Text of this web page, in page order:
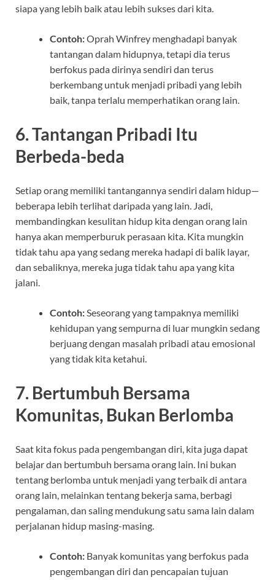
siapa yang lebih baik atau lebih sukses dari kita.
Contoh:Oprah Winfrey menghadapi banyak
tantangan dalam hidupnya, tetapi dia terus
berfokus pada dirinya sendiri dan terus
berkembang untuk menjadi pribadi yang lebih
baik, tanpa terlalu memperhatikan orang lain.
6.Tantangan Pribadi Itu
Berbeda-beda
Setiap orang memiliki tantangannya sendiri dalam hidup—
beberapa lebih terlihat daripada yang lain. Jadi,
membandingkan kesulitan hidup kita dengan orang lain
hanya akan memperburuk perasaan kita. Kita mungkin
tidak tahu apa yang sedang mereka hadapi di balik layar,
dan sebaliknya, mereka juga tidak tahu apa yang kita
jalani.
Contoh:Seseorang yang tampaknya memiliki
kehidupan yang sempurna di luar mungkin sedang
berjuang dengan masalah pribadi atau emosional
yang tidak kita ketahui.
7. Bertumbuh Bersama
Komunitas, Bukan Berlomba
Saat kita fokus pada pengembangan diri, kita juga dapat
belajar dan bertumbuh bersama orang lain. Ini bukan
tentang berlomba untuk menjadi yang terbaik di antara
orang lain, melainkan tentang bekerja sama, berbagi
pengalaman, dan saling mendukung satu sama lain dalam
perjalanan hidup masing-masing.
Contoh: Banyak komunitas yang berfokus pada
pengembangan diri dan pencapaian tujuan